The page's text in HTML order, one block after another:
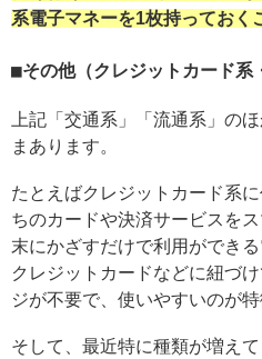
系電子マネーを1枚持っておく
その他（クレジットカード系
上記「交通系」「流通系」の
まあります。
たとえばクレジットカード系
ちのカードや決済サービスを
末にかざすだけで利用ができ
クレジットカードなどに紐づ
ジが不要で、使いやすいのが特
そして、最近特に種類が増え